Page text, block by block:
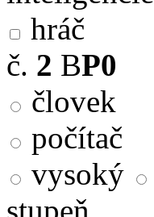
hráč
č. 2 BP0
človek
počítač
vysoký
stupeň